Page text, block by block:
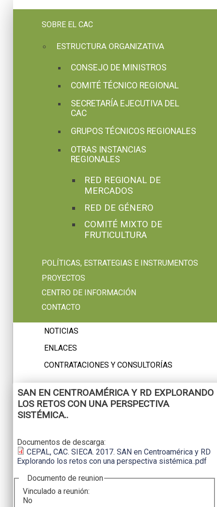
SOBRE EL CAC
ESTRUCTURA ORGANIZATIVA
CONSEJO DE MINISTROS
COMITÉ TÉCNICO REGIONAL
SECRETARÍA EJECUTIVA DEL
CAC
GRUPOS TÉCNICOS REGIONALES
OTRAS INSTANCIAS
REGIONALES
RED REGIONAL DE
MERCADOS
RED DE GÉNERO
COMITÉ MIXTO DE
FRUTICULTURA
POLÍTICAS, ESTRATEGIAS E INSTRUMENTOS
PROYECTOS
CENTRO DE INFORMACIÓN
CONTACTO
NOTICIAS
ENLACES
CONTRATACIONES Y CONSULTORÍAS
SAN EN CENTROAMÉRICA Y RD EXPLORANDO
LOS RETOS CON UNA PERSPECTIVA
SISTÉMICA..
Documentos de descarga:
CEPAL, CAC. SIECA. 2017. SAN en Centroamérica y RD
Explorando los retos con una perspectiva sistémica..pdf
Documento de reunion
Vinculado a reunión:
No